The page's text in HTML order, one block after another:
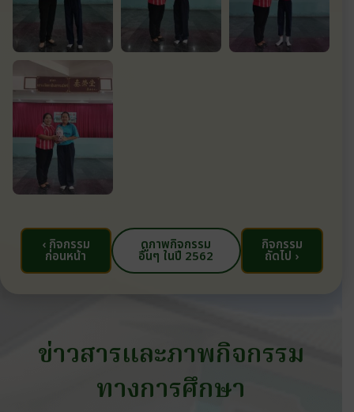
‹ กิจกรรม
ก่อนหน้า
ดูภาพกิจกรรม
อื่นๆ ในปี 2562
กิจกรรม
ถัดไป ›
ข่าวสารและภาพกิจกรรม
ทางการศึกษา